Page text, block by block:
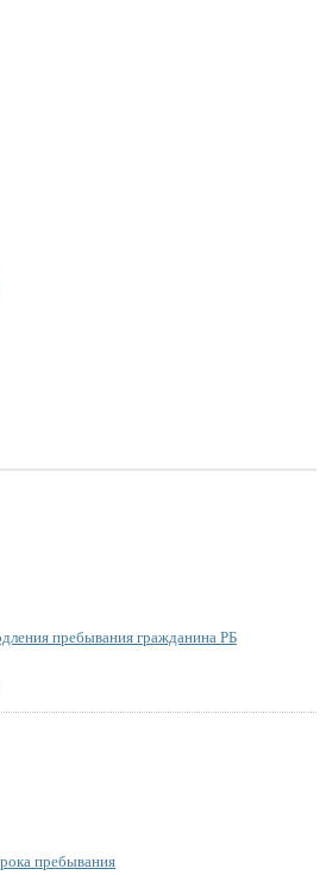
пребывания гражданина РБ
пребывания